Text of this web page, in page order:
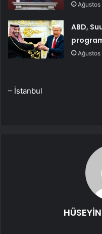
Ağustos
ABD,
Ağustos
– İstanbul